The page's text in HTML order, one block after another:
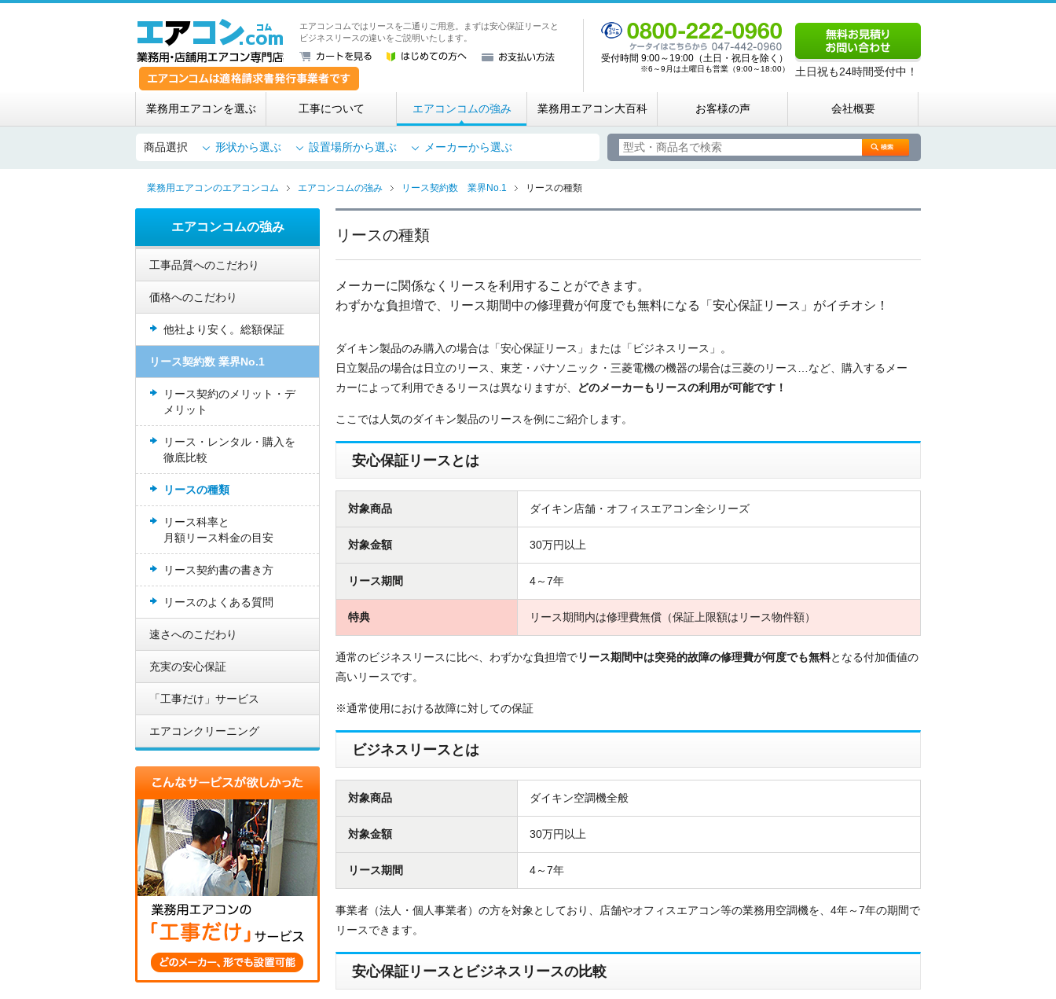
業務用・店舗用エアコン専門店 エアコンコム
エアコンコムではリースを二通りご用意。まずは安心保証リースと
ビジネスリースの違いをご説明いたします。
受付時間 9:00～19:00（土日・祝日を除く）
※6～9月は土曜日も営業（9:00～18:00） 土日祝も24時間受付中！
業務用エアコンを選ぶ 工事について エアコンコムの強み 業務用エアコン大百科 お客様の声 会社概要
商品選択 形状から選ぶ 設置場所から選ぶ メーカーから選ぶ
業務用エアコンのエアコンコム エアコンコムの強み リース契約数 業界No.1 リースの種類
リースの種類
メーカーに関係なくリースを利用することができます。
わずかな負担増で、リース期間中の修理費が何度でも無料になる「安心保証リース」がイチオシ！
ダイキン製品のみ購入の場合は「安心保証リース」または「ビジネスリース」。
日立製品の場合は日立のリース、東芝・パナソニック・三菱電機の機器の場合は三菱のリース…など、購入するメー
カーによって利用できるリースは異なりますが、
どのメーカーもリースの利用が可能です！
ここでは人気のダイキン製品のリースを例にご紹介します。
安心保証リースとは
対象商品 ダイキン店舗・オフィスエアコン全シリーズ
対象金額 30万円以上
リース期間 4～7年
特典 リース期間内は修理費無償（保証上限額はリース物件額）
通常のビジネスリースに比べ、わずかな負担増でリース期間中は突発的故障の修理費が何度でも無料となる付加価値の
高いリースです。
※通常使用における故障に対しての保証
ビジネスリースとは
対象商品 ダイキン空調機全般
対象金額 30万円以上
リース期間 4～7年
事業者（法人・個人事業者）の方を対象としており、店舗やオフィスエアコン等の業務用空調機を、4年～7年の期間で
リースできます。
安心保証リースとビジネスリースの比較
エアコンコムの強み
工事品質へのこだわり
価格へのこだわり
他社より安く。総額保証
リース契約数 業界No.1
リース契約のメリット・デ
メリット
リース・レンタル・購入を
徹底比較
リースの種類
リース科率と
月額リース料金の目安
リース契約書の書き方
リースのよくある質問
速さへのこだわり
充実の安心保証
「工事だけ」サービス
エアコンクリーニング
お名前
電話番号
メールアドレス
お問合せ内容
(ご選択ください)
工事お見積り依頼
メッセージ